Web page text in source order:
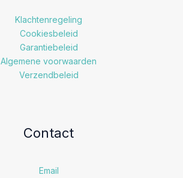
Klachtenregeling
Cookiesbeleid
Garantiebeleid
Algemene voorwaarden
Verzendbeleid
Contact
Email